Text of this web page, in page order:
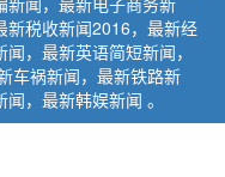
新税收新闻2016，最新经
，最新英语简短新闻，
车祸新闻，最新铁路新
，最新韩娱新闻 。